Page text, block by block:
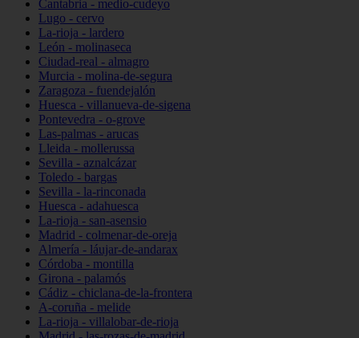
Cantabria - medio-cudeyo
Lugo - cervo
La-rioja - lardero
León - molinaseca
Ciudad-real - almagro
Murcia - molina-de-segura
Zaragoza - fuendejalón
Huesca - villanueva-de-sigena
Pontevedra - o-grove
Las-palmas - arucas
Lleida - mollerussa
Sevilla - aznalcázar
Toledo - bargas
Sevilla - la-rinconada
Huesca - adahuesca
La-rioja - san-asensio
Madrid - colmenar-de-oreja
Almería - láujar-de-andarax
Córdoba - montilla
Girona - palamós
Cádiz - chiclana-de-la-frontera
A-coruña - melide
La-rioja - villalobar-de-rioja